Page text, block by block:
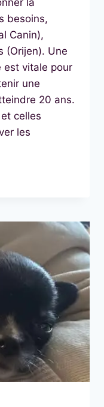
la
besoins,
Canin),
(Orijen). Une
est vitale pour
une
20 ans.
celles
les